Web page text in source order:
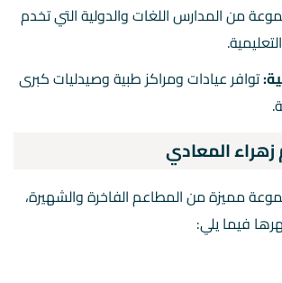
من المدارس اللغات والدولية التي تخدم
توافر عيادات ومراكز طبية وصيدليات كبرى
المعادي
مميزة من المطاعم الفاخرة والشهيرة،
فيما يلي: